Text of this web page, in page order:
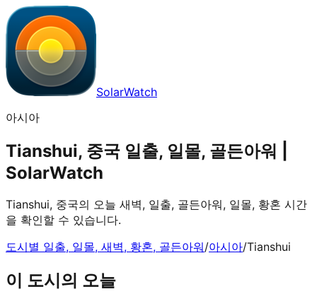
SolarWatch
아시아
Tianshui, 중국 일출, 일몰, 골든아워 |
SolarWatch
Tianshui, 중국의 오늘 새벽, 일출, 골든아워, 일몰, 황혼 시간
을 확인할 수 있습니다.
도시별 일출, 일몰, 새벽, 황혼, 골든아워/아시아/Tianshui
이 도시의 오늘